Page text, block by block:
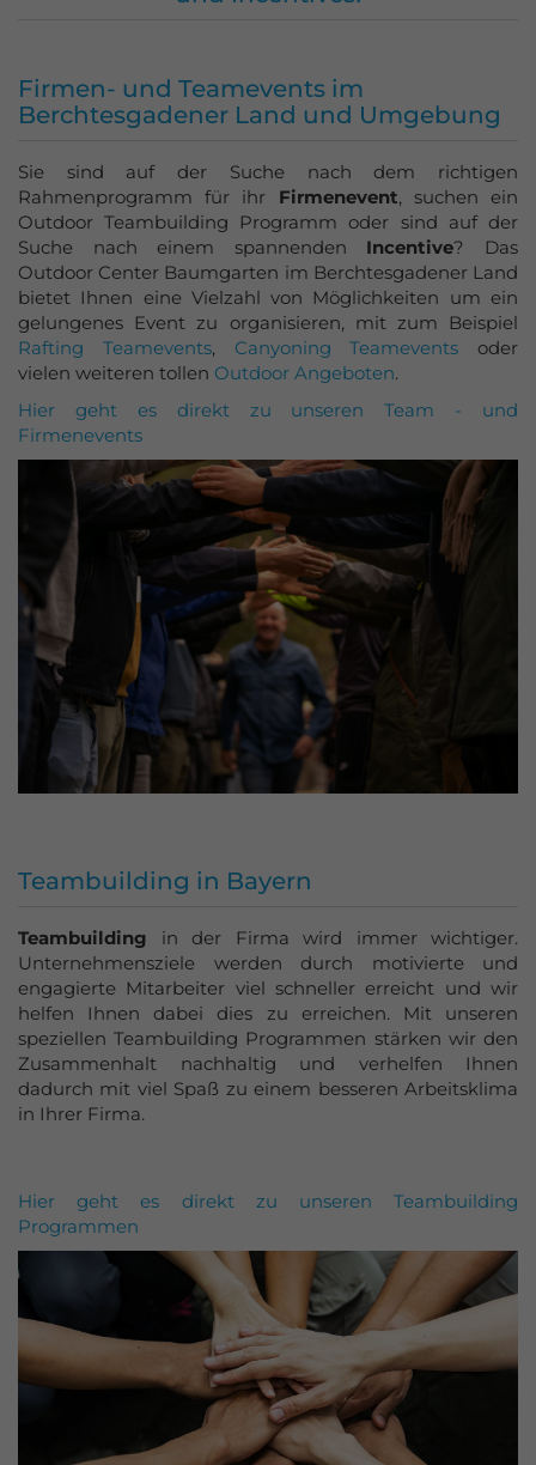
kaufen
Firmen- und Teamevents im
Berchtesgadener Land und Umgebung
Sie sind auf der Suche nach dem richtigen
Rahmenprogramm für ihr Firmenevent, suchen ein
Outdoor Teambuilding Programm oder sind auf der
Suche nach einem spannenden Incentive? Das
Outdoor Center Baumgarten im Berchtesgadener Land
bietet Ihnen eine Vielzahl von Möglichkeiten um ein
gelungenes Event zu organisieren, mit zum Beispiel
Rafting Teamevents, Canyoning Teamevents oder
vielen weiteren tollen Outdoor Angeboten.
Hier geht es direkt zu unseren Team - und
Firmenevents
Teambuilding in Bayern
Teambuilding in der Firma wird immer wichtiger.
Unternehmensziele werden durch motivierte und
engagierte Mitarbeiter viel schneller erreicht und wir
helfen Ihnen dabei dies zu erreichen. Mit unseren
speziellen Teambuilding Programmen stärken wir den
Zusammenhalt nachhaltig und verhelfen Ihnen
dadurch mit viel Spaß zu einem besseren Arbeitsklima
in Ihrer Firma.
Hier geht es direkt zu unseren Teambuilding
Programmen